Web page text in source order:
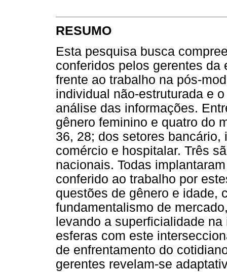
RESUMO
Esta pesquisa busca
conferidos pelos gerentes da
frente ao trabalho na pós-
individual não-estruturada e
análise das informações.
gênero feminino e quatro do
36, 28; dos setores
comércio e hospitalar. Três
nacionais. Todas
conferido ao trabalho por
questões de gênero e idade,
fundamentalismo de
levando a superficialidade
esferas com este
de enfrentamento do
gerentes revelam-se